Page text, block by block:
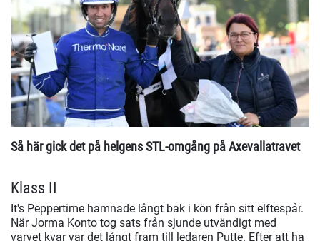
Så här gick det på helgens STL-omgång på Axevallatravet
Klass II
It's Peppertime hamnade långt bak i kön från sitt elftespår.
När Jorma Konto tog sats från sjunde utvändigt med
varvet kvar var det långt fram till ledaren Putte. Efter att ha